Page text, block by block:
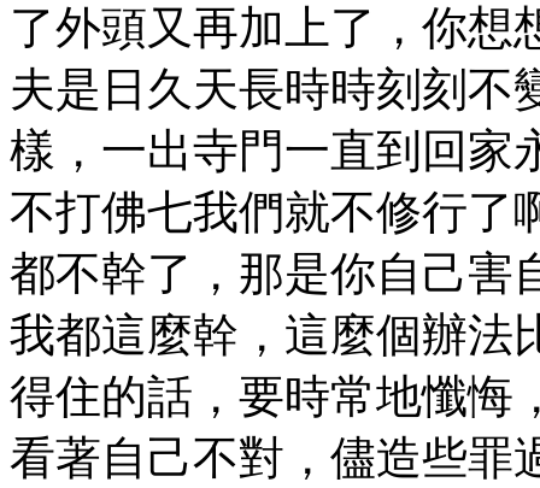
了外頭又再加上了，你想
夫是日久天長時時刻刻不
樣，一出寺門一直到回家
不打佛七我們就不修行了
都不幹了，那是你自己害
我都這麼幹，這麼個辦法
得住的話，要時常地懺悔
看著自己不對，儘造些罪